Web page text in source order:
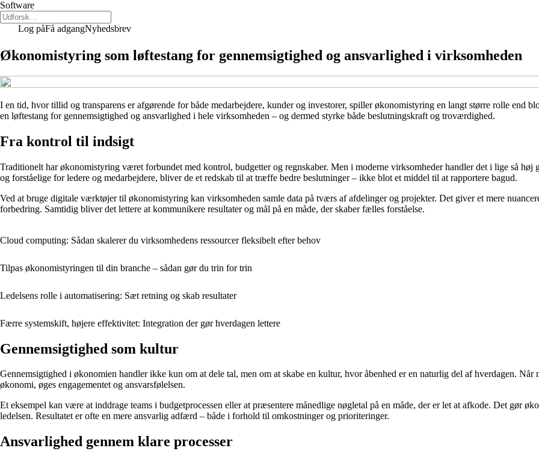
Software
Log påFå adgangNyhedsbrev
Økonomistyring som løftestang for gennemsigtighed og ansvarlighed i virksomheden
I en tid, hvor tillid og transparens er afgørende for både medarbejdere, kunder og investorer, spiller økonomistyring en langt større rolle end
en løftestang for gennemsigtighed og ansvarlighed i hele virksomheden – og dermed styrke både beslutningskraft og troværdighed.
Fra kontrol til indsigt
Traditionelt har økonomistyring været forbundet med kontrol, budgetter og regnskaber. Men i moderne virksomheder handler det i lige så
og forståelige for ledere og medarbejdere, bliver de et redskab til at træffe bedre beslutninger – ikke blot et middel til at rapportere bagud.
Ved at bruge digitale værktøjer til økonomistyring kan virksomheden samle data på tværs af afdelinger og projekter. Det giver et mere
forbedring. Samtidig bliver det lettere at kommunikere resultater og mål på en måde, der skaber fælles forståelse.
Cloud computing: Sådan skalerer du virksomhedens ressourcer fleksibelt efter behov
Tilpas økonomistyringen til din branche – sådan gør du trin for trin
Ledelsens rolle i automatisering: Sæt retning og skab resultater
Færre systemskift, højere effektivitet: Integration der gør hverdagen lettere
Gennemsigtighed som kultur
Gennemsigtighed i økonomien handler ikke kun om at dele tal, men om at skabe en kultur, hvor åbenhed er en naturlig del af hverdagen.
økonomi, øges engagementet og ansvarsfølelsen.
Et eksempel kan være at inddrage teams i budgetprocessen eller at præsentere månedlige nøgletal på en måde, der er let at afkode. Det gør
ledelsen. Resultatet er ofte en mere ansvarlig adfærd – både i forhold til omkostninger og prioriteringer.
Ansvarlighed gennem klare processer